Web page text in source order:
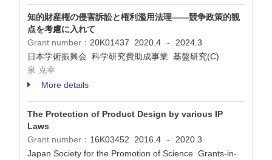
知的財産権の侵害訴訟と権利濫用法理――競争政策的観
点を考慮に入れて
Grant number： 20K01437 2020.4 -
2024.3
日本学術振興会 科学研究費助成事業 基盤研究(C)
泉 克幸
More details
The Protection of Product Design by various IP
Laws
Grant number： 16K03452 2016.4 -
2020.3
Japan Society for the Promotion of Science Grants-in-